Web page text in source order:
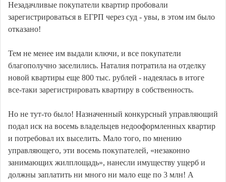
Незадачливые покупатели квартир пробовали
зарегистрироваться в ЕГРП через суд - увы, в этом им было
отказано!
Тем не менее им выдали ключи, и все покупатели
благополучно заселились. Наталия потратила на отделку
новой квартиры еще 800 тыс. рублей - надеялась в итоге
все-таки зарегистрировать квартиру в собственность.
Но не тут-то было! Назначенный конкурсный управляющий
подал иск на восемь владельцев недооформленных квартир
и потребовал их выселить. Мало того, по мнению
управляющего, эти восемь покупателей, «незаконно
занимающих жилплощадь», нанесли имуществу ущерб и
должны заплатить ни много ни мало еще по 3 млн! А